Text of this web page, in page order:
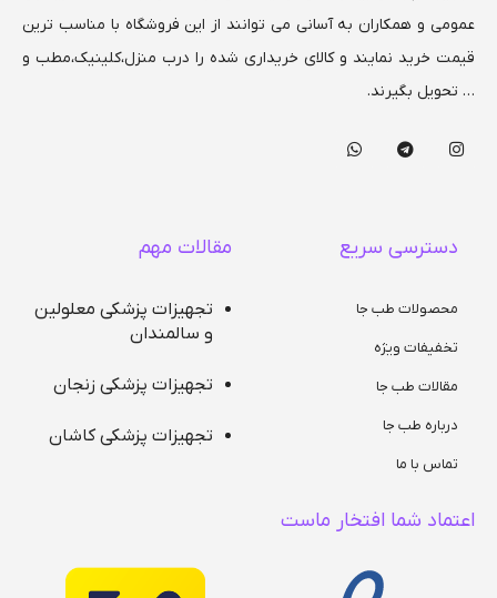
عمومی و همکاران به آسانی می توانند از این فروشگاه با مناسب ترین
قیمت خرید نمایند و کالای خریداری شده را درب منزل،کلینیک،مطب و
… تحویل بگیرند.
دسترسی سریع
محصولات طب جا
تخفیفات ویژه
مقالات طب جا
درباره طب جا
تماس با ما
مقالات مهم
تجهیزات پزشکی معلولین
و سالمندان
تجهیزات پزشکی زنجان
تجهیزات پزشکی کاشان
اعتماد شما افتخار ماست